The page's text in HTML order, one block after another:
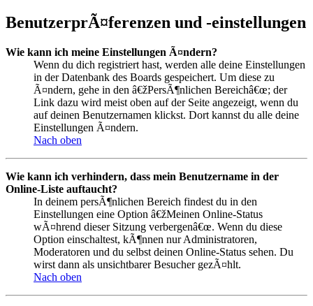
BenutzerprÃ¤ferenzen und -einstellungen
Wie kann ich meine Einstellungen Ã¤ndern?
Wenn du dich registriert hast, werden alle deine Einstellungen
in der Datenbank des Boards gespeichert. Um diese zu
Ã¤ndern, gehe in den â€žPersÃ¶nlichen Bereichâ€œ; der
Link dazu wird meist oben auf der Seite angezeigt, wenn du
auf deinen Benutzernamen klickst. Dort kannst du alle deine
Einstellungen Ã¤ndern.
Nach oben
Wie kann ich verhindern, dass mein Benutzername in der
Online-Liste auftaucht?
In deinem persÃ¶nlichen Bereich findest du in den
Einstellungen eine Option â€žMeinen Online-Status
wÃ¤hrend dieser Sitzung verbergenâ€œ. Wenn du diese
Option einschaltest, kÃ¶nnen nur Administratoren,
Moderatoren und du selbst deinen Online-Status sehen. Du
wirst dann als unsichtbarer Besucher gezÃ¤hlt.
Nach oben